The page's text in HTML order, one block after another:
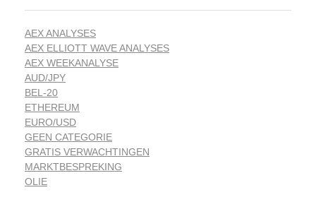
AEX ANALYSES
AEX ELLIOTT WAVE ANALYSES
AEX WEEKANALYSE
AUD/JPY
BEL-20
ETHEREUM
EURO/USD
GEEN CATEGORIE
GRATIS VERWACHTINGEN
MARKTBESPREKING
OLIE